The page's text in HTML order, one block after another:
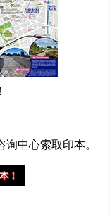
中心索取印本。
！